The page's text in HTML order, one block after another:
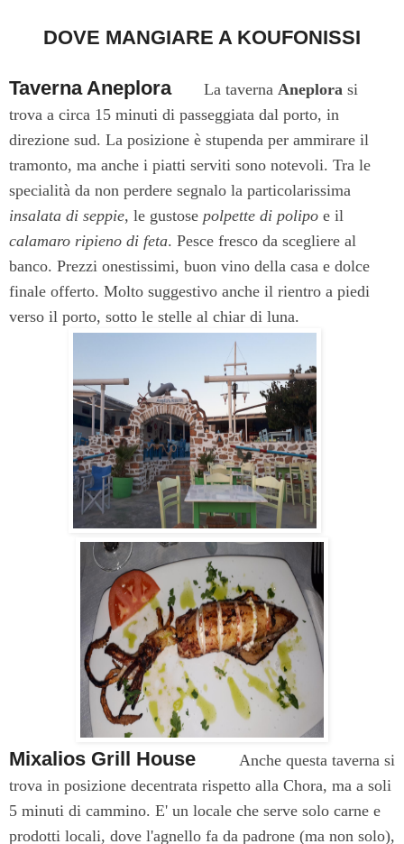
DOVE MANGIARE A KOUFONISSI
TavernaAneplora La taverna Aneplora si
trova a circa 15 minuti di passeggiata dal porto, in
direzione sud. La posizione è stupenda per ammirare il
tramonto, ma anche i piatti serviti sono notevoli. Tra le
specialità da non perdere segnalo la particolarissima
insalata di seppie, le gustose polpette di polipo e il
calamaro ripieno di feta. Pesce fresco da scegliere al
banco. Prezzi onestissimi, buon vino della casa e dolce
finale offerto. Molto suggestivo anche il rientro a piedi
verso il porto, sotto le stelle al chiar di luna.
Mixalios Grill House
Anche questa taverna si
trova in posizione decentrata rispetto alla Chora, ma a soli
5 minuti di cammino. E' un locale che serve solo carne e
prodotti locali, dove l'agnello fa da padrone (ma non solo),